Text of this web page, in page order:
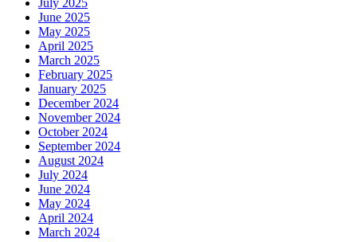
July 2025
June 2025
May 2025
April 2025
March 2025
February 2025
January 2025
December 2024
November 2024
October 2024
September 2024
August 2024
July 2024
June 2024
May 2024
April 2024
March 2024